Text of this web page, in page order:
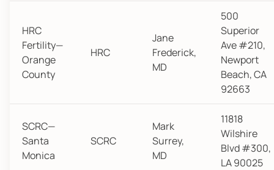
HRC
Fertility—
Orange
County
HRC
Jane
Frederick,
MD
500
Superior
Ave #210,
Newport
Beach, CA
92663
SCRC—
Santa
Monica
SCRC
Mark
Surrey,
MD
11818
Wilshire
Blvd #300,
LA 90025